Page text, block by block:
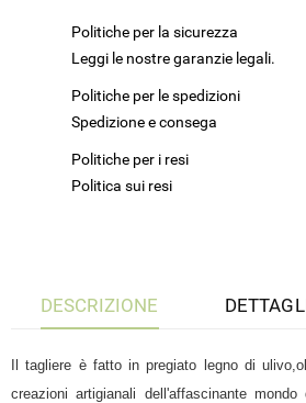
Politiche per la sicurezza
Leggi le nostre garanzie legali.
Politiche per le spedizioni
Spedizione e consega
Politiche per i resi
Politica sui resi
DESCRIZIONE
Il tagliere è fatto in pregiato legno di
creazioni artigianali dell'affascinante